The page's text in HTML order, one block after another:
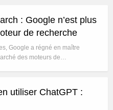
: Google n’est plus
de recherche
Google a régné en maître
des moteurs de…
utiliser ChatGPT :